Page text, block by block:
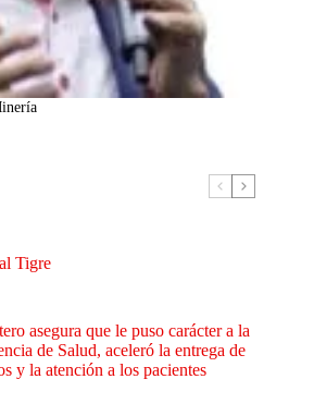
Tigre
asegura que le puso carácter a la
de Salud, aceleró la entrega de
y la atención a los pacientes